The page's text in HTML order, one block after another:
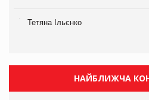
Тетяна Ільєнко
НАЙБЛИЖЧА